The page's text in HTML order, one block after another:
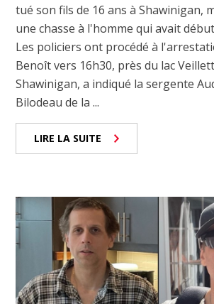
tué son fils de 16 ans à Shawinigan,
une chasse à l'homme qui avait
Les policiers ont procédé à
Benoît vers 16h30, près du lac
Shawinigan, a indiqué la sergente
Bilodeau de la ...
LIRE LA SUITE